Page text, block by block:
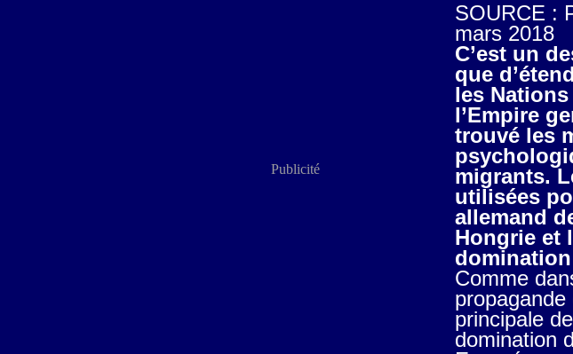
Publicité
SOURCE :
mars 2018
C’est un
que
les
l’Empire
trouvé les
migrants.
utilisées
allemand
Hongrie et
Comme
propagande
principale
domination